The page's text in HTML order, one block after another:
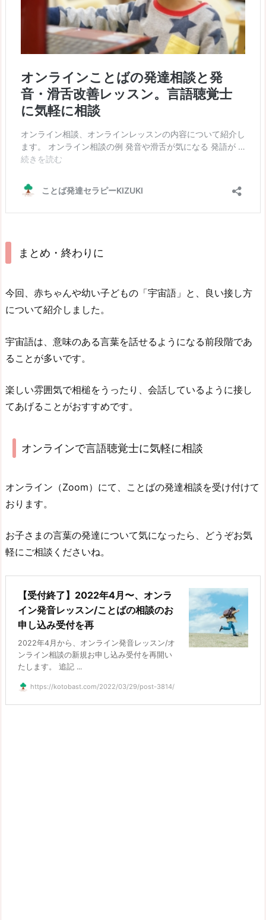
まとめ・終わりに
今回、赤ちゃんや幼い子どもの「宇宙語」と、良い接し方
について紹介しました。
宇宙語は、意味のある言葉を話せるようになる前段階であ
ることが多いです。
楽しい雰囲気で相槌をうったり、会話しているように接し
てあげることがおすすめです。
オンラインで言語聴覚士に気軽に相談
オンライン（Zoom）にて、ことばの発達相談を受け付けて
おります。
お子さまの言葉の発達について気になったら、どうぞお気
軽にご相談くださいね。
【受付終了】2022年4月〜、オンラ
イン発音レッスン/ことばの相談のお
申し込み受付を再
2022年4月から、オンライン発音レッスン/オ
ンライン相談の新規お申し込み受付を再開い
たします。 追記 ...
https://kotobast.com/2022/03/29/post-3814/